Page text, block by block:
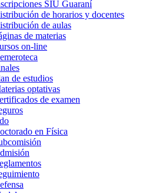
SIU Guaraní
de horarios y docentes
de aulas
de materias
on-line
de estudios
optativas
de examen
en Física